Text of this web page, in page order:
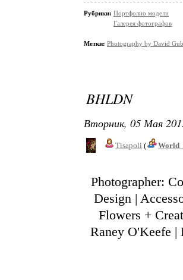
Рубрики: Портфолио модели
Галерея фотографов
Метки: Photography by David
BHLDN
Вторник, 05 Мая
Tisapoli (
Photographer:
Design |
Flowers +
Raney O'Keefe |